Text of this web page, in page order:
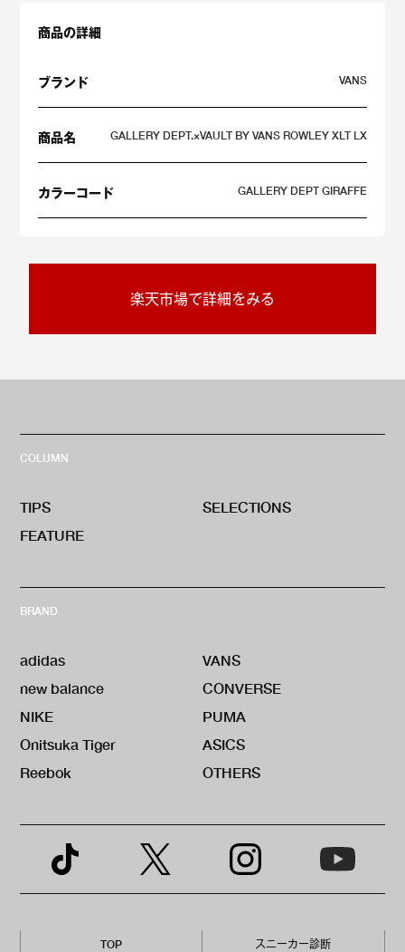
商品の詳細
ブランド VANS
商品名 GALLERY DEPT.×VAULT BY VANS ROWLEY XLT LX
カラーコード GALLERY DEPT GIRAFFE
楽天市場で詳細をみる
COLUMN
TIPS
SELECTIONS
FEATURE
BRAND
adidas
VANS
new balance
CONVERSE
NIKE
PUMA
Onitsuka Tiger
ASICS
Reebok
OTHERS
TOP スニーカー診断